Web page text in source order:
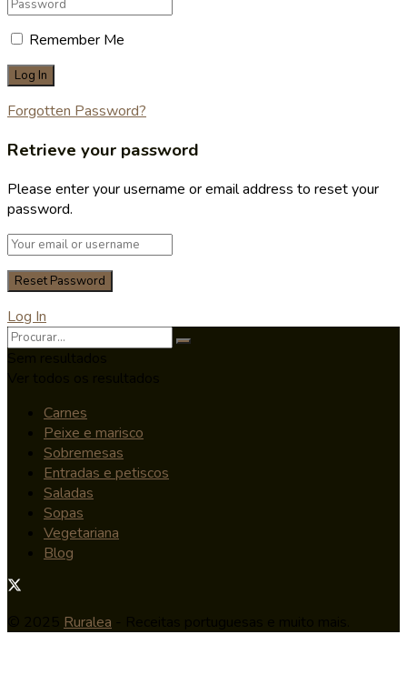
Remember Me
Forgotten Password?
Retrieve your password
Please enter your username or email address to reset your
password.
Log In
Carnes
Peixe e marisco
Sobremesas
Entradas e petiscos
Saladas
Sopas
Vegetariana
Blog
Ruralea